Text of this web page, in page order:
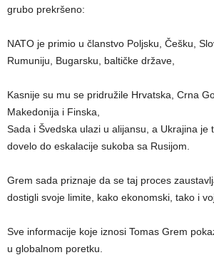
grubo prekršeno:
NATO je primio u članstvo Poljsku, Češku,
Rumuniju, Bugarsku, baltičke države,
Kasnije su mu se pridružile Hrvatska, Crna
Makedonija i Finska,
Sada i Švedska ulazi u alijansu, a Ukrajina je
dovelo do eskalacije sukoba sa Rusijom.
Grem sada priznaje da se taj proces
dostigli svoje limite, kako ekonomski, tako i
Sve informacije koje iznosi Tomas Grem
u globalnom poretku.